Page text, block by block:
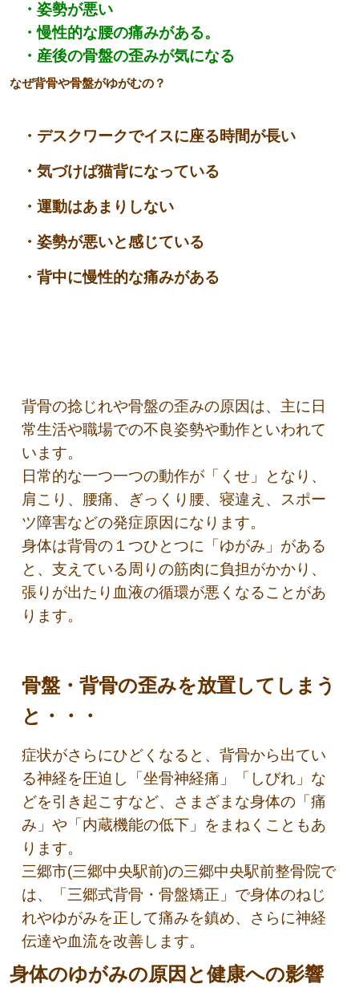
・姿勢が悪い
・慢性的な腰の痛みがある。
・産後の骨盤の歪みが気になる
なぜ背骨や骨盤がゆがむの？
・デスクワークでイスに座る時間が長い
・気づけば猫背になっている
・運動はあまりしない
・姿勢が悪いと感じている
・背中に慢性的な痛みがある
背骨の捻じれや骨盤の歪みの原因は、主に日
常生活や職場での不良姿勢や動作といわれて
います。
日常的な一つ一つの動作が「くせ」となり、
肩こり、腰痛、ぎっくり腰、寝違え、スポー
ツ障害などの発症原因になります。
身体は背骨の１つひとつに「ゆがみ」がある
と、支えている周りの筋肉に負担がかかり、
張りが出たり血液の循環が悪くなることがあ
ります。
骨盤・背骨の歪みを放置してしまう
と・・・
症状がさらにひどくなると、背骨から出てい
る神経を圧迫し「坐骨神経痛」「しびれ」な
どを引き起こすなど、さまざまな身体の「痛
み」や「内蔵機能の低下」をまねくこともあ
ります。
三郷市(三郷中央駅前)の三郷中央駅前整骨院で
は、「三郷式背骨・骨盤矯正」で身体のねじ
れやゆがみを正して痛みを鎮め、さらに神経
伝達や血流を改善します。
身体のゆがみの原因と健康への影響